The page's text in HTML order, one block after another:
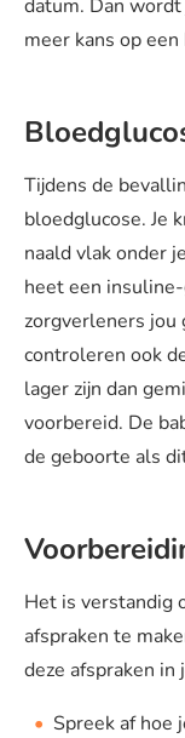
datum. Dan
meer kans op
Tijdens de
bloedglucose. Je
naald vlak onder
heet een
zorgverleners jou
controleren ook
lager zijn dan
voorbereid. De
de geboorte als
Het is verstandig
afspraken te
deze afspraken in
Spreek af hoe